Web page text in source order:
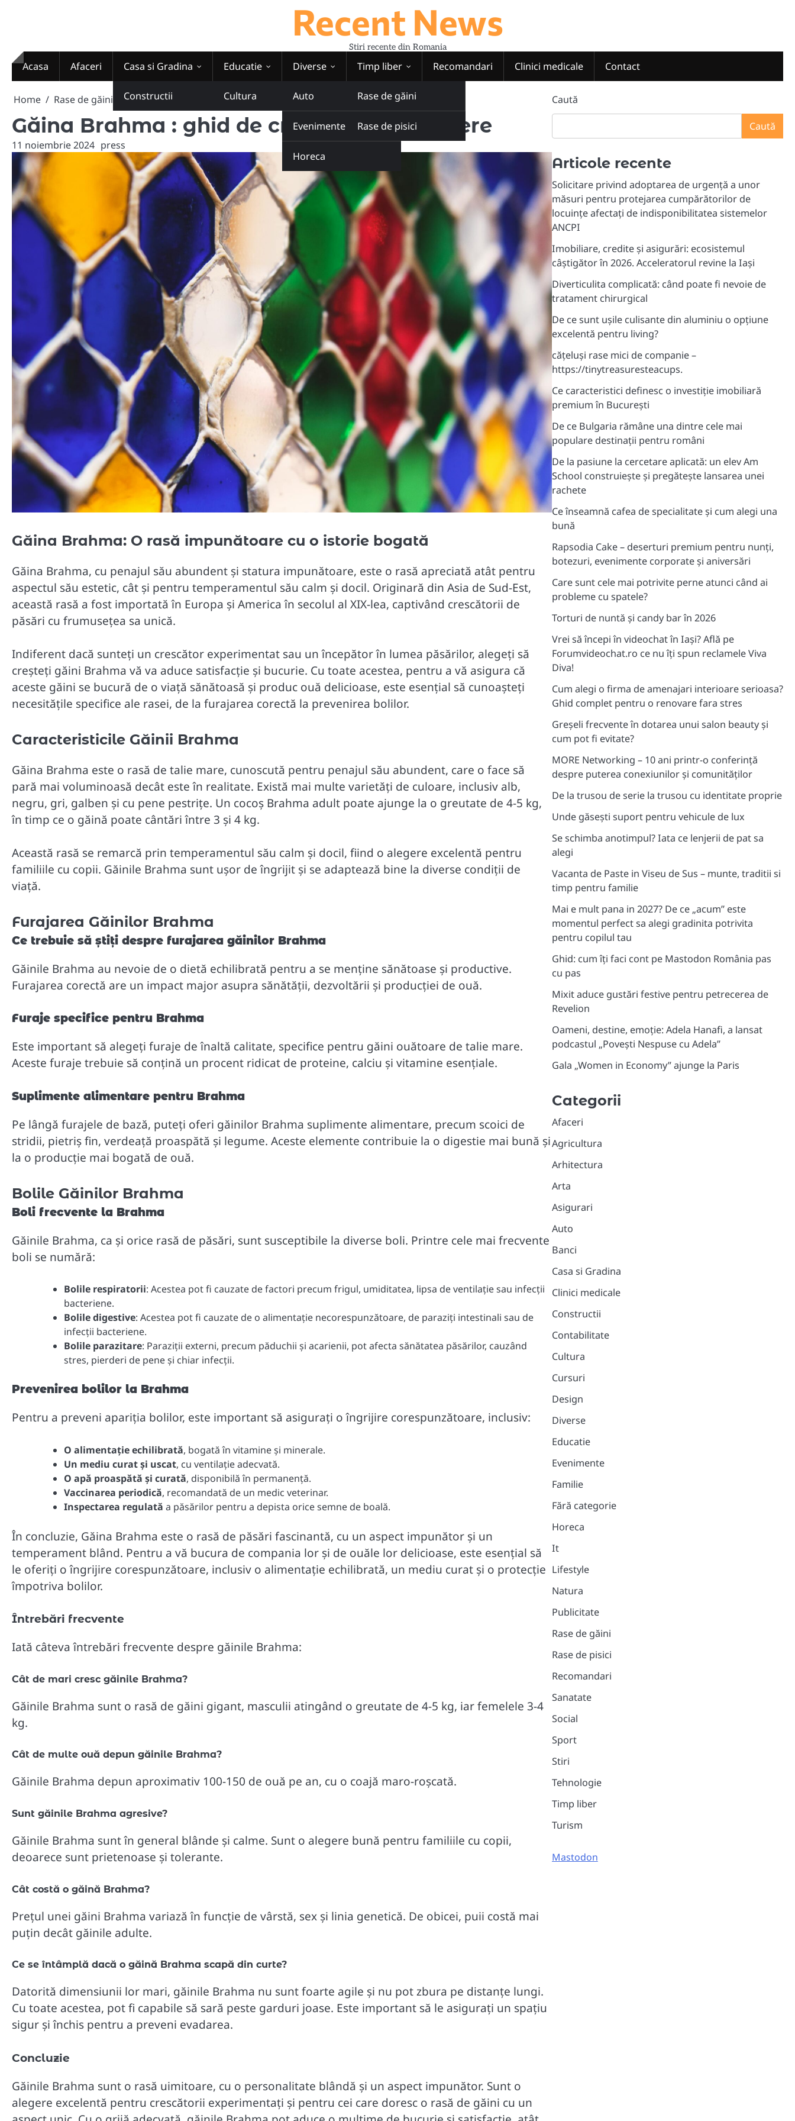
Recent News
Stiri recente din Romania
Acasa Afaceri Casa si Gradina
Constructii
Educatie
Cultura
Diverse
Auto
Evenimente
Horeca
Timp liber
Rase de găini
Rase de pisici
Recomandari Clinici medicale Contact
Home Rase de găini Găina Brahma : ghid de crestere si intretinere
Găina Brahma : ghid de crestere si intretinere
11 noiembrie 2024 press
Găina Brahma: O rasă impunătoare cu o istorie bogată
Găina Brahma, cu penajul său abundent și statura impunătoare, este o rasă apreciată atât pentru
aspectul său estetic, cât și pentru temperamentul său calm și docil. Originară din Asia de Sud-Est,
această rasă a fost importată în Europa și America în secolul al XIX-lea, captivând crescătorii de
păsări cu frumusețea sa unică.
Indiferent dacă sunteți un crescător experimentat sau un începător în lumea păsărilor, alegeți să
creșteți găini Brahma vă va aduce satisfacție și bucurie. Cu toate acestea, pentru a vă asigura că
aceste găini se bucură de o viață sănătoasă și produc ouă delicioase, este esențial să cunoașteți
necesitățile specifice ale rasei, de la furajarea corectă la prevenirea bolilor.
Caracteristicile Găinii Brahma
Găina Brahma este o rasă de talie mare, cunoscută pentru penajul său abundent, care o face să
pară mai voluminoasă decât este în realitate. Există mai multe varietăți de culoare, inclusiv alb,
negru, gri, galben și cu pene pestrițe. Un cocoș Brahma adult poate ajunge la o greutate de 4-5 kg,
în timp ce o găină poate cântări între 3 și 4 kg.
Această rasă se remarcă prin temperamentul său calm și docil, fiind o alegere excelentă pentru
familiile cu copii. Găinile Brahma sunt ușor de îngrijit și se adaptează bine la diverse condiții de
viață.
Furajarea Găinilor Brahma
Ce trebuie să știți despre furajarea găinilor Brahma
Găinile Brahma au nevoie de o dietă echilibrată pentru a se menține sănătoase și productive.
Furajarea corectă are un impact major asupra sănătății, dezvoltării și producției de ouă.
Furaje specifice pentru Brahma
Este important să alegeți furaje de înaltă calitate, specifice pentru găini ouătoare de talie mare.
Aceste furaje trebuie să conțină un procent ridicat de proteine, calciu și vitamine esențiale.
Suplimente alimentare pentru Brahma
Pe lângă furajele de bază, puteți oferi găinilor Brahma suplimente alimentare, precum scoici de
stridii, pietriș fin, verdeață proaspătă și legume. Aceste elemente contribuie la o digestie mai bună și
la o producție mai bogată de ouă.
Bolile Găinilor Brahma
Boli frecvente la Brahma
Găinile Brahma, ca și orice rasă de păsări, sunt susceptibile la diverse boli. Printre cele mai frecvente
boli se numără:
Bolile respiratorii: Acestea pot fi cauzate de factori precum frigul, umiditatea, lipsa de ventilație sau infecții
bacteriene.
Bolile digestive: Acestea pot fi cauzate de o alimentație necorespunzătoare, de paraziți intestinali sau de
infecții bacteriene.
Bolile parazitare: Paraziții externi, precum păduchii și acarienii, pot afecta sănătatea păsărilor, cauzând
stres, pierderi de pene și chiar infecții.
Prevenirea bolilor la Brahma
Pentru a preveni apariția bolilor, este important să asigurați o îngrijire corespunzătoare, inclusiv:
O alimentație echilibrată, bogată în vitamine și minerale.
Un mediu curat și uscat, cu ventilație adecvată.
O apă proaspătă și curată, disponibilă în permanență.
Vaccinarea periodică, recomandată de un medic veterinar.
Inspectarea regulată a păsărilor pentru a depista orice semne de boală.
În concluzie, Găina Brahma este o rasă de păsări fascinantă, cu un aspect impunător și un
temperament blând. Pentru a vă bucura de compania lor și de ouăle lor delicioase, este esențial să
le oferiți o îngrijire corespunzătoare, inclusiv o alimentație echilibrată, un mediu curat și o protecție
împotriva bolilor.
Întrebări frecvente
Iată câteva întrebări frecvente despre găinile Brahma:
Cât de mari cresc găinile Brahma?
Găinile Brahma sunt o rasă de găini gigant, masculii atingând o greutate de 4-5 kg, iar femelele 3-4
kg.
Cât de multe ouă depun găinile Brahma?
Găinile Brahma depun aproximativ 100-150 de ouă pe an, cu o coajă maro-roșcată.
Sunt găinile Brahma agresive?
Găinile Brahma sunt în general blânde și calme. Sunt o alegere bună pentru familiile cu copii,
deoarece sunt prietenoase și tolerante.
Cât costă o găină Brahma?
Prețul unei găini Brahma variază în funcție de vârstă, sex și linia genetică. De obicei, puii costă mai
puțin decât găinile adulte.
Ce se întâmplă dacă o găină Brahma scapă din curte?
Datorită dimensiunii lor mari, găinile Brahma nu sunt foarte agile și nu pot zbura pe distanțe lungi.
Cu toate acestea, pot fi capabile să sară peste garduri joase. Este important să le asigurați un spațiu
sigur și închis pentru a preveni evadarea.
Concluzie
Găinile Brahma sunt o rasă uimitoare, cu o personalitate blândă și un aspect impunător. Sunt o
alegere excelentă pentru crescătorii experimentați și pentru cei care doresc o rasă de găini cu un
Caută
Caută
Articole recente
Solicitare privind adoptarea de urgență a unor
măsuri pentru protejarea cumpărătorilor de
locuințe afectați de indisponibilitatea sistemelor
ANCPI
Imobiliare, credite și asigurări: ecosistemul
câștigător în 2026. Acceleratorul revine la Iași
Diverticulita complicată: când poate fi nevoie de
tratament chirurgical
De ce sunt ușile culisante din aluminiu o opțiune
excelentă pentru living?
cățeluși rase mici de companie –
https://tinytreasuresteacups.
Ce caracteristici definesc o investiție imobiliară
premium în București
De ce Bulgaria rămâne una dintre cele mai
populare destinații pentru români
De la pasiune la cercetare aplicată: un elev Am
School construiește și pregătește lansarea unei
rachete
Ce înseamnă cafea de specialitate și cum alegi una
bună
Rapsodia Cake – deserturi premium pentru nunți,
botezuri, evenimente corporate și aniversări
Care sunt cele mai potrivite perne atunci când ai
probleme cu spatele?
Torturi de nuntă și candy bar în 2026
Vrei să începi în videochat în Iași? Află pe
Forumvideochat.ro ce nu îți spun reclamele Viva
Diva!
Cum alegi o firma de amenajari interioare serioasa?
Ghid complet pentru o renovare fara stres
Greșeli frecvente în dotarea unui salon beauty și
cum pot fi evitate?
MORE Networking – 10 ani printr-o conferință
despre puterea conexiunilor și comunităților
De la trusou de serie la trusou cu identitate proprie
Unde găsești suport pentru vehicule de lux
Se schimba anotimpul? Iata ce lenjerii de pat sa
alegi
Vacanta de Paste in Viseu de Sus – munte, traditii si
timp pentru familie
Mai e mult pana in 2027? De ce „acum” este
momentul perfect sa alegi gradinita potrivita
pentru copilul tau
Ghid: cum îți faci cont pe Mastodon România pas
cu pas
Mixit aduce gustări festive pentru petrecerea de
Revelion
Oameni, destine, emoție: Adela Hanafi, a lansat
podcastul „Povești Nespuse cu Adela”
Gala „Women in Economy” ajunge la Paris
Categorii
Afaceri
Agricultura
Arhitectura
Arta
Asigurari
Auto
Banci
Casa si Gradina
Clinici medicale
Constructii
Contabilitate
Cultura
Cursuri
Design
Diverse
Educatie
Evenimente
Familie
Fără categorie
Horeca
It
Lifestyle
Natura
Publicitate
Rase de găini
Rase de pisici
Recomandari
Sanatate
Social
Sport
Stiri
Tehnologie
Timp liber
Turism
Mastodon